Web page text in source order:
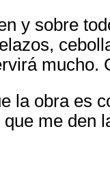
y sobre
mucho.
la obra es
que me den